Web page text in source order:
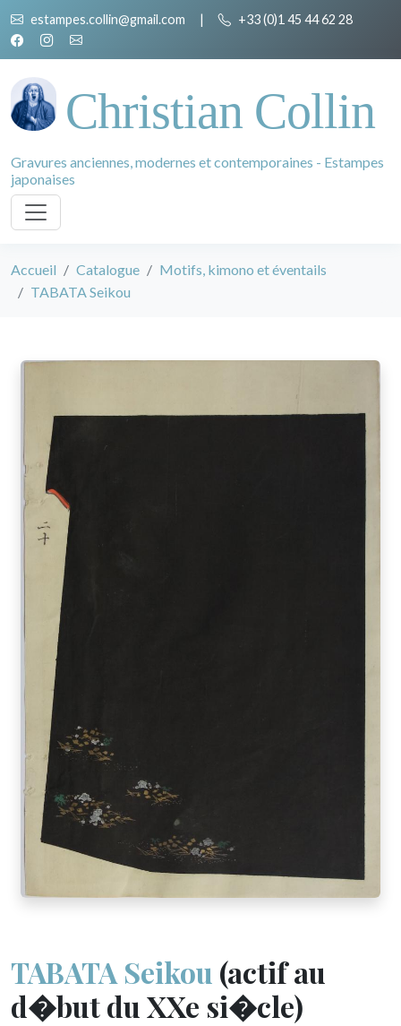
estampes.collin@gmail.com | +33 (0)1 45 44 62 28
Christian Collin
Gravures anciennes, modernes et contemporaines - Estampes
japonaises
Accueil Catalogue
Motifs, kimono et éventails
TABATA Seikou
TABATA Seikou (actif au
d�but du XXe si�cle)